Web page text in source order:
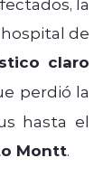
de
claro
perdió la
hasta el
Montt.